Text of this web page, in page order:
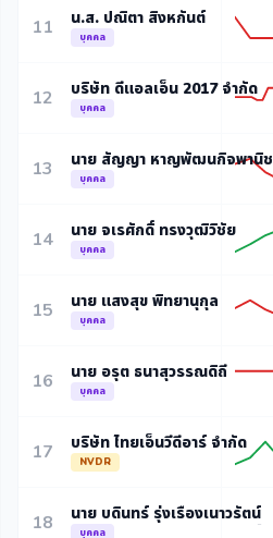
11 น.ส. ปณิตา สิงหกันต์
บุคคล
12 บริษัท ดีแอลเอ็น 2017 จำกัด
บุคคล
13 นาย สัญญา หาญพัฒนกิจพานิช
บุคคล
14 นาย จเรศักดิ์ ทรงวุฒิวิชัย
บุคคล
15 นาย แสงสุข พิทยานุกุล
บุคคล
16 นาย อรุต ธนาสุวรรณดิถี
บุคคล
17 บริษัท ไทยเอ็นวีดีอาร์ จำกัด
NVDR
18 นาย บดินทร์ รุ่งเรืองเนาวรัตน์
บุคคล -